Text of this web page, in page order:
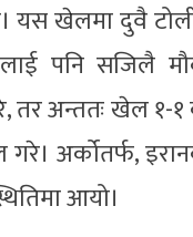
यस खेलमा दुवै
पनि सजिलै
तर अन्ततः खेल १-
अर्कोतर्फ,
आयो।